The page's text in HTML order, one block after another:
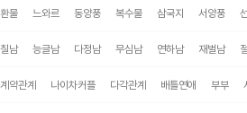
물 느와르 동양풍 복수물 삼국지 서양풍
남 능글남 다정남 무심남 연하남 재벌남
계약관계 나이차커플 다각관계 배틀연애 부부